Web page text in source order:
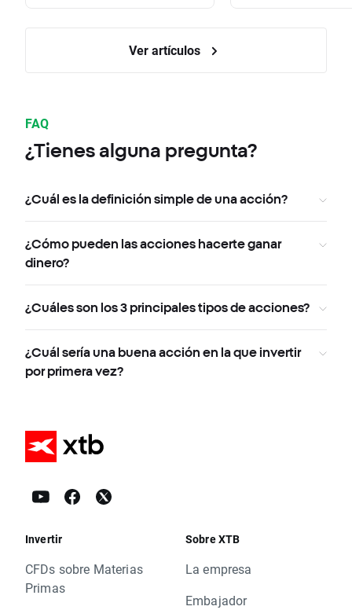
Ver artículos
FAQ
¿Tienes alguna pregunta?
¿Cuál es la definición simple de una acción?
¿Cómo pueden las acciones hacerte ganar
dinero?
¿Cuáles son los 3 principales tipos de acciones?
¿Cuál sería una buena acción en la que invertir
por primera vez?
Invertir
CFDs sobre Materias
Primas
Sobre XTB
La empresa
Embajador